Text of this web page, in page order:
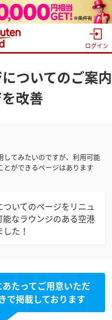
ログイン
ついてのご案内
改善
してみたいのですが、利用可能
とができるページはあります
いてのページをリニュ
なラウンジのある空港
た！
たってご用意いただ
で掲載しております